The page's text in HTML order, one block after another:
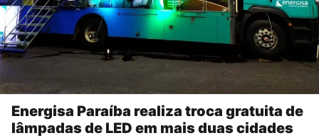
Energisa Paraíba realiza troca gratuita de
lâmpadas de LED em mais duas cidades